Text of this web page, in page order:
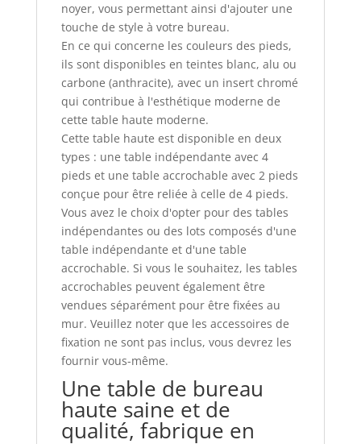
noyer, vous permettant ainsi d'ajouter une
touche de style à votre bureau.
En ce qui concerne les couleurs des pieds,
ils sont disponibles en teintes blanc, alu ou
carbone (anthracite), avec un insert chromé
qui contribue à l'esthétique moderne de
cette table haute moderne.
Cette table haute est disponible en deux
types : une table indépendante avec 4
pieds et une table accrochable avec 2 pieds
conçue pour être reliée à celle de 4 pieds.
Vous avez le choix d'opter pour des tables
indépendantes ou des lots composés d'une
table indépendante et d'une table
accrochable. Si vous le souhaitez, les tables
accrochables peuvent également être
vendues séparément pour être fixées au
mur. Veuillez noter que les accessoires de
fixation ne sont pas inclus, vous devrez les
fournir vous-même.
Une table de bureau
haute saine et de
qualité, fabrique en